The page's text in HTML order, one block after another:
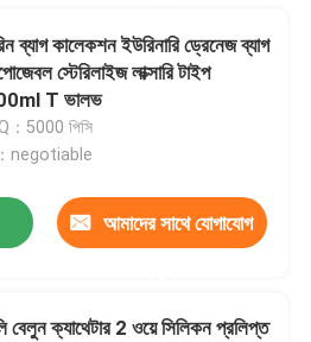
ব্যাগ কালেকশন ইউরিনারি ড্রেনেজ ব্যাগ
স্টেরিলাইজ লাক্সারি টাইপ
T ভালভ
：5000 পিসি
negotiable
আমাদের সাথে যোগাযোগ
বেলুন ক্যাথেটার 2 ওয়ে সিলিকন প্রলিপ্ত